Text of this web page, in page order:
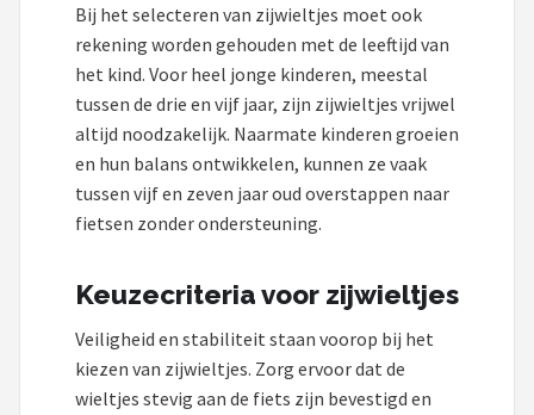
Bij het selecteren van zijwieltjes moet ook
rekening worden gehouden met de leeftijd van
het kind. Voor heel jonge kinderen, meestal
tussen de drie en vijf jaar, zijn zijwieltjes vrijwel
altijd noodzakelijk. Naarmate kinderen groeien
en hun balans ontwikkelen, kunnen ze vaak
tussen vijf en zeven jaar oud overstappen naar
fietsen zonder ondersteuning.
Keuzecriteria voor zijwieltjes
Veiligheid en stabiliteit staan voorop bij het
kiezen van zijwieltjes. Zorg ervoor dat de
wieltjes stevig aan de fiets zijn bevestigd en